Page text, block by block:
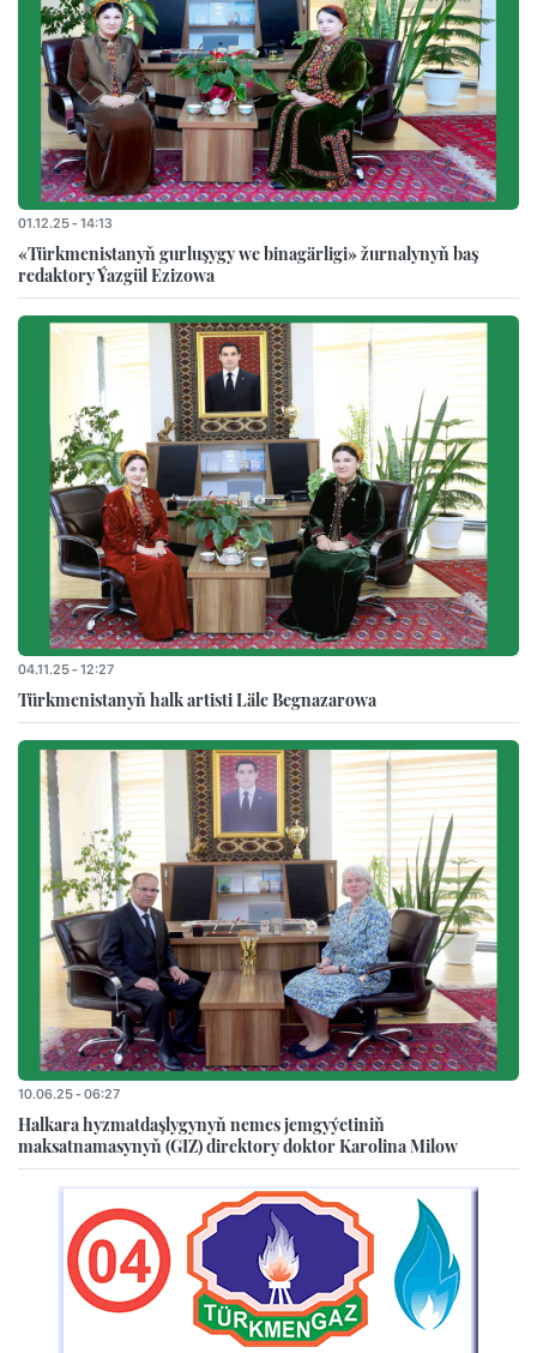
01.12.25 - 14:13
«Türkmenistanyň gurluşygy we binagärligi» žurnalynyň baş
redaktory Ýazgül Ezizowa
04.11.25 - 12:27
Türkmenistanyň halk artisti Läle Begnazarowa
10.06.25 - 06:27
Halkara hyzmatdaşlygynyň nemes jemgyýetiniň
maksatnamasynyň (GIZ) direktory doktor Karolina Milow